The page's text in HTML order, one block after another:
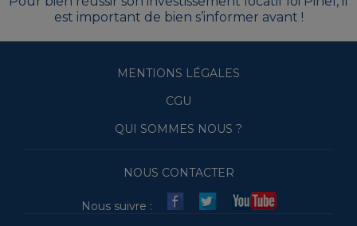
est important de bien s’informer avant !
MENTIONS LÉGALES
CGU
QUI SOMMES NOUS ?
NOUS CONTACTER
Nous suivre :